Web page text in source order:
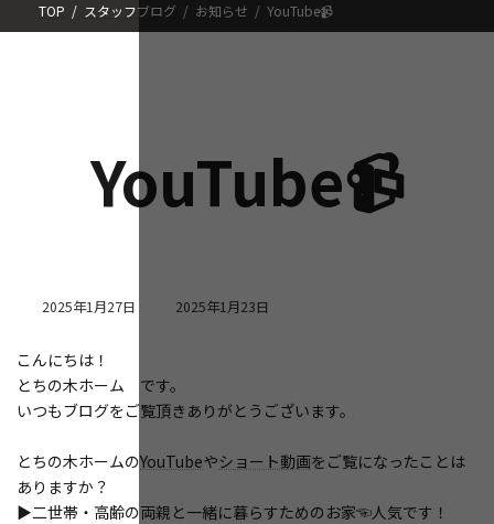
TOP スタッフブログ お知らせ YouTube📹
YouTube📹
2025年1月27日
最
日
時
:
2025年1月23日
こんにちは！
とちの木ホーム です。
いつもブログをご覧頂きありがとうございます。
とちの木ホームのYouTubeやショート動画をご覧になったことは
ありますか？
▶二世帯・高齢の両親と一緒に暮らすためのお家☜人気です！